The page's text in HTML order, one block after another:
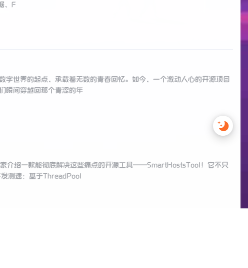
、F
世界的起点，承载着无数的青春回忆。如今，一个激动人心的开源项目
瞬间穿越回那个青涩的年
介绍一款能彻底解决这些痛点的开源工具——SmartHostsTool！它不只
测速：基于ThreadPool